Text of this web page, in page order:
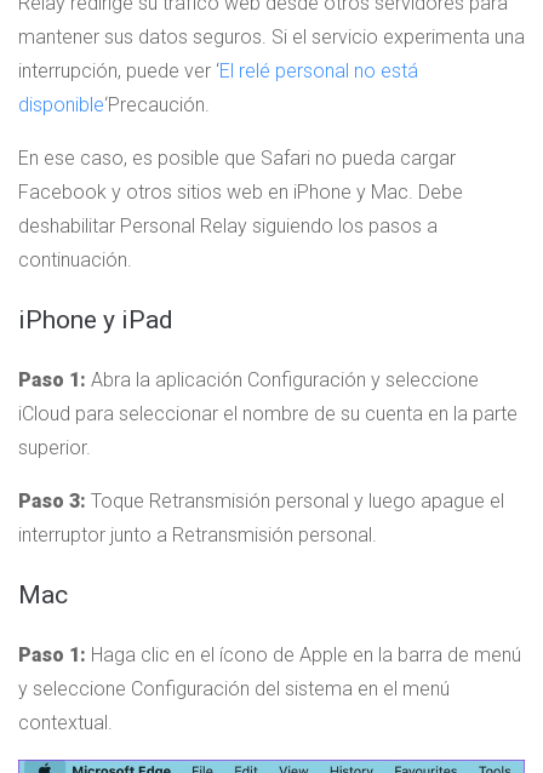
mantener sus datos seguros. Si el servicio experimenta una
interrupción, puede ver ‘El relé personal no está
disponible‘Precaución.
En ese caso, es posible que Safari no pueda cargar
Facebook y otros sitios web en iPhone y Mac. Debe
deshabilitar Personal Relay siguiendo los pasos a
continuación.
iPhone y iPad
Paso 1: Abra la aplicación Configuración y seleccione
iCloud para seleccionar el nombre de su cuenta en la parte
superior.
Paso 3: Toque Retransmisión personal y luego apague el
interruptor junto a Retransmisión personal.
Mac
Paso 1: Haga clic en el ícono de Apple en la barra de menú
y seleccione Configuración del sistema en el menú
contextual.